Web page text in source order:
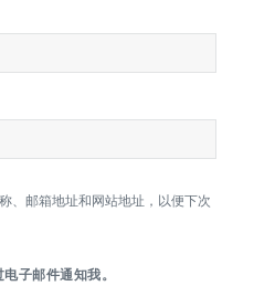
、邮箱地址和网站地址，以便下次
子邮件通知我。